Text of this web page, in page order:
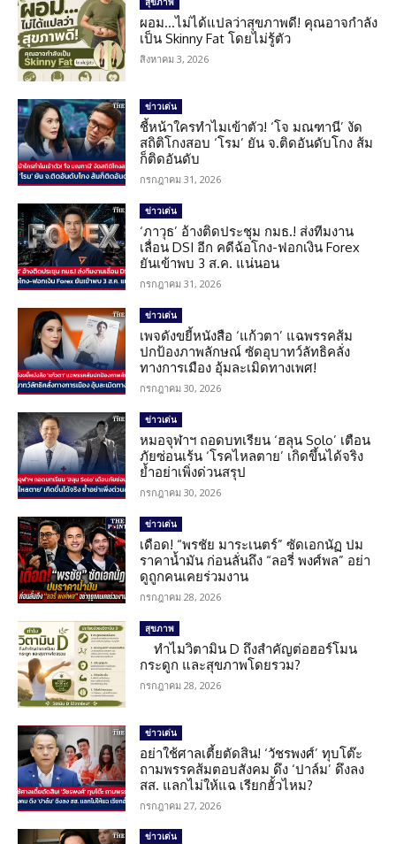
ผอม…ไม่ได้แปลว่าสุขภาพดี! คุณอาจกำลัง
เป็น Skinny Fat โดยไม่รู้ตัว
สิงหาคม 3, 2026
ข่าวเด่น
ชี้หน้าใครทำไมเข้าตัว! ‘โจ มณฑานี’ งัด
สถิติโกงสอบ ‘โรม’ ยัน จ.ติดอันดับโกง ส้ม
ก็ติดอันดับ
กรกฎาคม 31, 2026
ข่าวเด่น
‘ภาวุธ’ อ้างติดประชุม กมธ.! ส่งทีมงาน
เลื่อน DSI อีก คดีฉ้อโกง-ฟอกเงิน Forex
ยันเข้าพบ 3 ส.ค. แน่นอน
กรกฎาคม 31, 2026
ข่าวเด่น
เพจดังขยี้หนังสือ ‘แก้วตา’ แฉพรรคส้ม
ปกป้องภาพลักษณ์ ซัดอุบาทว์ลัทธิคลั่ง
ทางการเมือง อุ้มละเมิดทางเพศ!
กรกฎาคม 30, 2026
ข่าวเด่น
หมอจุฬาฯ ถอดบทเรียน ‘ฮลุน Solo’ เตือน
ภัยซ่อนเร้น ‘โรคไหลตาย’ เกิดขึ้นได้จริง
ย้ำอย่าเพิ่งด่วนสรุป
กรกฎาคม 30, 2026
ข่าวเด่น
เดือด! “พรชัย มาระเนตร์” ซัดเอกนัฏ ปม
ราคาน้ำมัน ก่อนลั่นถึง “ลอรี่ พงศ์พล” อย่า
ดูถูกคนเคยร่วมงาน
กรกฎาคม 28, 2026
สุขภาพ
ทำไมวิตามิน D ถึงสำคัญต่อฮอร์โมน
กระดูก และสุขภาพโดยรวม?
กรกฎาคม 28, 2026
ข่าวเด่น
อย่าใช้ศาลเตี้ยตัดสิน! ‘วัชรพงศ์’ ทุบโต๊ะ
ถามพรรคส้มตอบสังคม ดึง ‘ปาล์ม’ ดึงลง
สส. แลกไม่ให้แฉ เรียกฮั้วไหม?
กรกฎาคม 27, 2026
ข่าวเด่น